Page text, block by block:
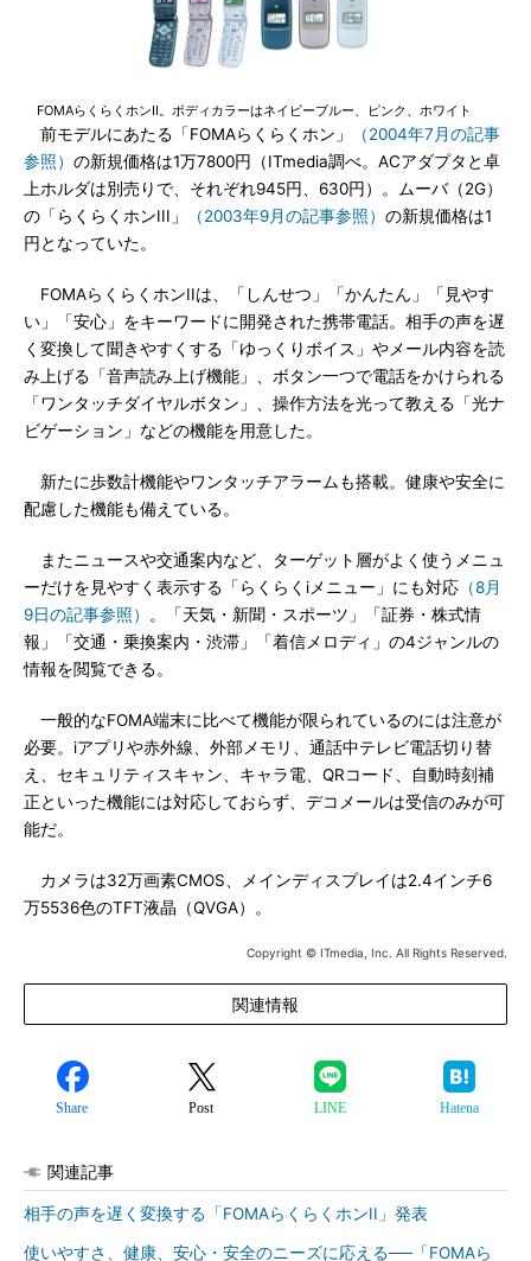
FOMAらくらくホンII。ボディカラーはネイビーブルー、ピンク、ホワイト
前モデルにあたる「FOMAらくらくホン」
（2004年7月の記事
参照） の新規価格は1万7800円（ITmedia調べ。ACアダプタと卓
上ホルダは別売りで、それぞれ945円、630円）。ムーバ（2G）
の「らくらくホンIII」
（2003年9月の記事参照） の新規価格は1
円となっていた。
FOMAらくらくホンIIは、「しんせつ」「かんたん」「見やす
い」「安心」をキーワードに開発された携帯電話。相手の声を遅
く変換して聞きやすくする「ゆっくりボイス」やメール内容を読
み上げる「音声読み上げ機能」、ボタン一つで電話をかけられる
「ワンタッチダイヤルボタン」、操作方法を光って教える「光ナ
ビゲーション」などの機能を用意した。
新たに歩数計機能やワンタッチアラームも搭載。健康や安全に
配慮した機能も備えている。
またニュースや交通案内など、ターゲット層がよく使うメニュ
ーだけを見やすく表示する「らくらくiメニュー」にも対応 （8月
9日の記事参照）
。「天気・新聞・スポーツ」「証券・株式情
報」「交通・乗換案内・渋滞」「着信メロディ」の4ジャンルの
情報を閲覧できる。
一般的なFOMA端末に比べて機能が限られているのには注意が
必要。iアプリや赤外線、外部メモリ、通話中テレビ電話切り替
え、セキュリティスキャン、キャラ電、QRコード、自動時刻補
正といった機能には対応しておらず、デコメールは受信のみが可
能だ。
カメラは32万画素CMOS、メインディスプレイは2.4インチ6
万5536色のTFT液晶（QVGA）。
Copyright © ITmedia, Inc. All Rights Reserved.
関連情報
Share Post LINE Hatena
関連記事
相手の声を遅く変換する「FOMAらくらくホンII」発表
使いやすさ、健康、安心・安全のニーズに応える──「FOMAら